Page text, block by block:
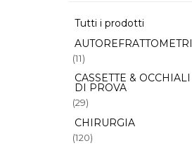
Tutti i prodotti
AUTOREFRATTOMETRI
(11)
CASSETTE & OCCHIALI
DI PROVA
(29)
CHIRURGIA
(120)